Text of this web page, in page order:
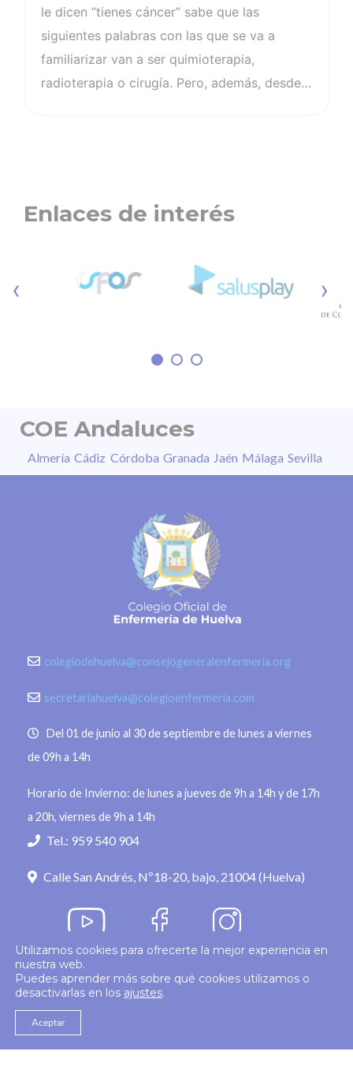
le dicen “tienes cáncer” sabe que las
siguientes palabras con las que se va a
familiarizar van a ser quimioterapia,
radioterapia o cirugía. Pero, además, desde
de terapia génica en la que se modifican
genéticamente los linfocitos T del propio
células cancerosas.
Enlaces de interés
‹ ›
COE Andaluces
Almería Cádiz Córdoba Granada Jaén Málaga Sevilla
colegiodehuelva@consejogeneralenfermeria.org
secretariahuelva@colegioenfermeria.com
Del 01 de junio al 30 de septiembre de lunes a viernes
de 09h a 14h
Horario de Invierno: de lunes a jueves de 9h a 14h y de 17h
a 20h, viernes de 9h a 14h
Tel.: 959 540 904
Calle San Andrés, Nº18-20, bajo, 21004 (Huelva)
© 2026 Colegio Enfermería Huelva
Utilizamos cookies para ofrecerte la mejor experiencia en
nuestra web.
Puedes aprender más sobre qué cookies utilizamos o
desactivarlas en los ajustes.
Aceptar